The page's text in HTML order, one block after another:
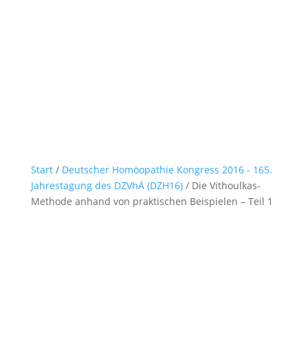
Start/ Deutscher Homöopathie Kongress 2016 - 165.
Jahrestagung des DZVhÄ (DZH16)/ Die Vithoulkas-
Methode anhand von praktischen Beispielen – Teil 1